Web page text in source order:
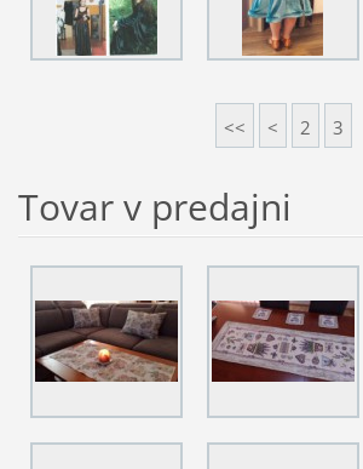
<< < 2 3
Tovar v predajni